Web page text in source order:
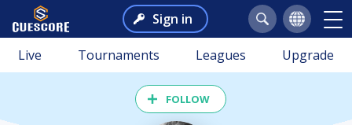
Sign in
Live Tournaments Leagues Upgrade
FOLLOW